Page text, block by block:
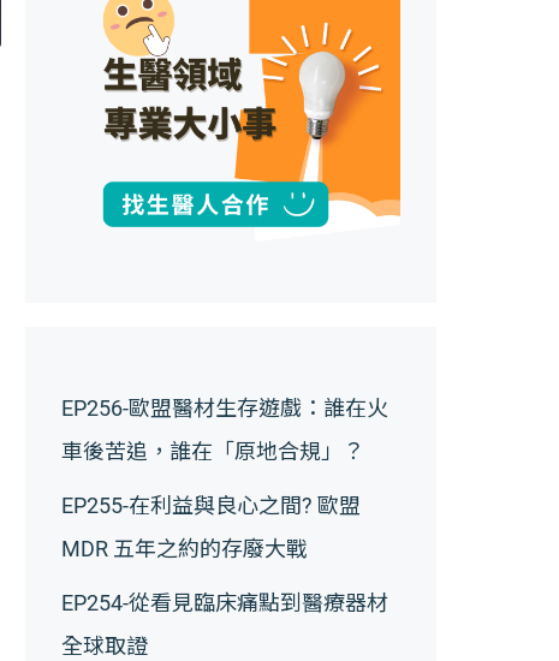
EP256-歐盟醫材生存遊戲：誰在火
車後苦追，誰在「原地合規」？
EP255-在利益與良心之間? 歐盟
MDR 五年之約的存廢大戰
EP254-從看見臨床痛點到醫療器材
全球取證